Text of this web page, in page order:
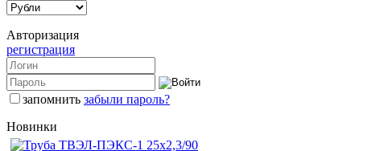
Авторизация
регистрация
запомнить забыли пароль?
Новинки